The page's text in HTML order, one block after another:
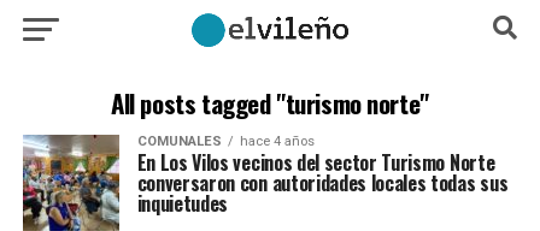
All posts tagged "turismo norte"
COMUNALES hace 4 años
En Los Vilos vecinos del sector Turismo Norte
conversaron con autoridades locales todas sus
inquietudes